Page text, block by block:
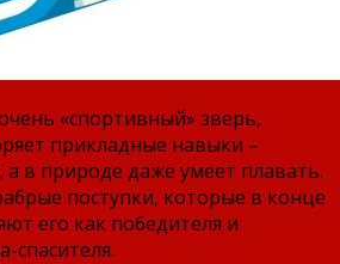
«спортивный» зверь,
прикладные навыки –
а в природе даже умеет плавать.
поступки, которые в конце
его как победителя и
спасителя.